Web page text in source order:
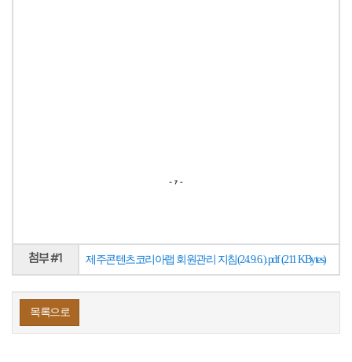
첨부 #1 제주콘텐츠코리아랩 회원관리 지침(24.9.6.).pdf (211 KBytes)
목록으로